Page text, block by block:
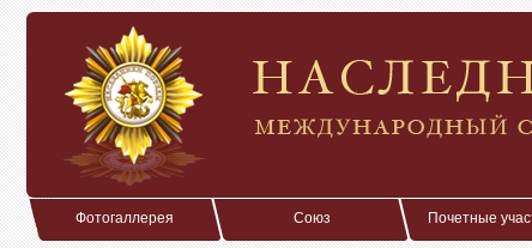
Фотогаллерея Союз Почетные